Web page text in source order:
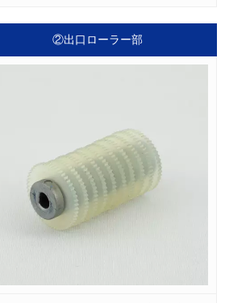
②出口ローラー部